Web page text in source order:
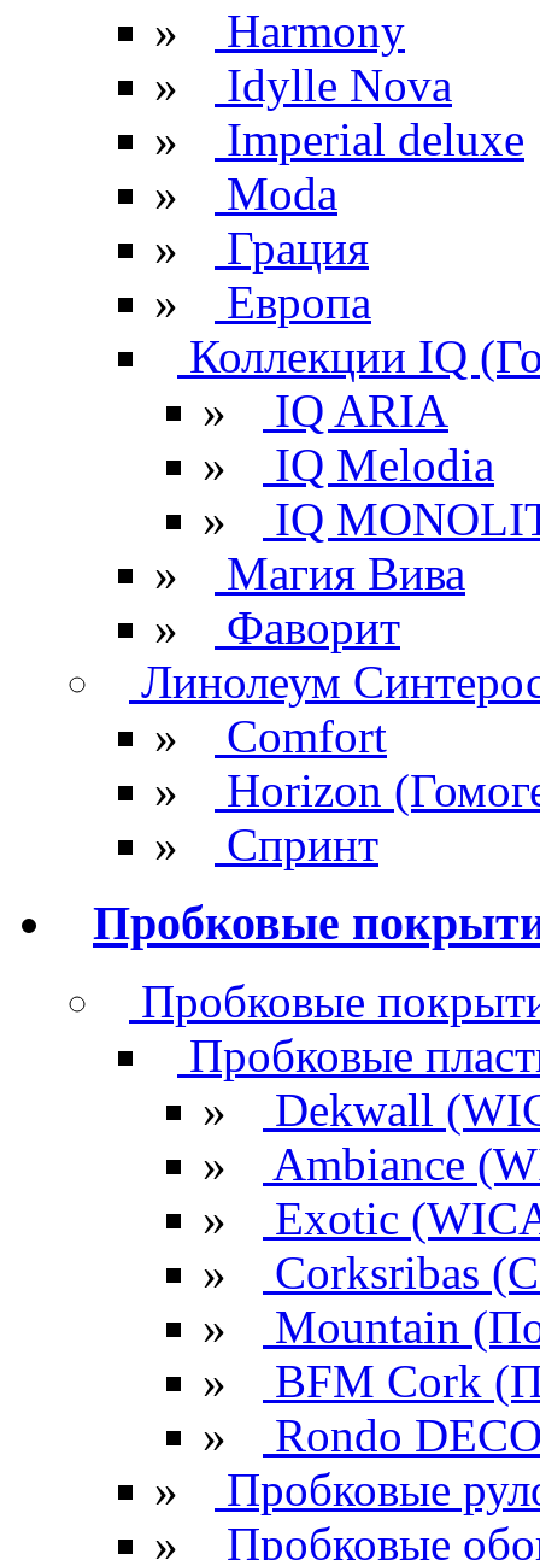
»
Harmony
»
Idylle Nova
»
Imperial deluxe
»
Moda
»
Грация
»
Европа
Коллекции IQ
»
IQ ARIA
»
IQ Melodia
»
IQ
»
Магия Вива
»
Фаворит
Линолеум
»
Comfort
»
Horizon
»
Спринт
Пробковые
Пробковые
Пробковые
»
Dekwall
»
Ambiance
»
Exotic
»
Corksribas
»
Mountain
»
BFM Cork
»
Rondo
»
Пробковые
»
Пробковые